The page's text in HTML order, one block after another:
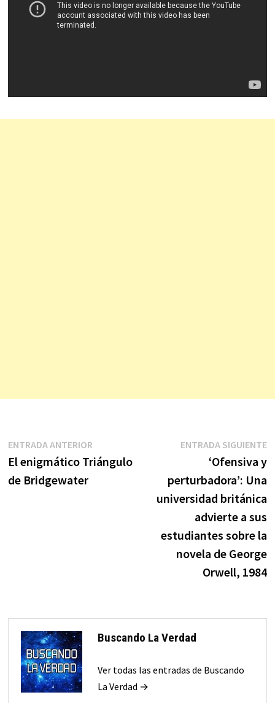
Navegación
de
entradas
ENTRADA ANTERIOREntrada
anterior:
El enigmático Triángulo
de Bridgewater
ENTRADA SIGUIENTE
‘Ofensiva y
perturbadora’: Una
universidad británica
advierte a sus
estudiantes sobre la
novela de George
Orwell, 1984
Buscando La Verdad
Ver todas las entradas de Buscando
La Verdad →